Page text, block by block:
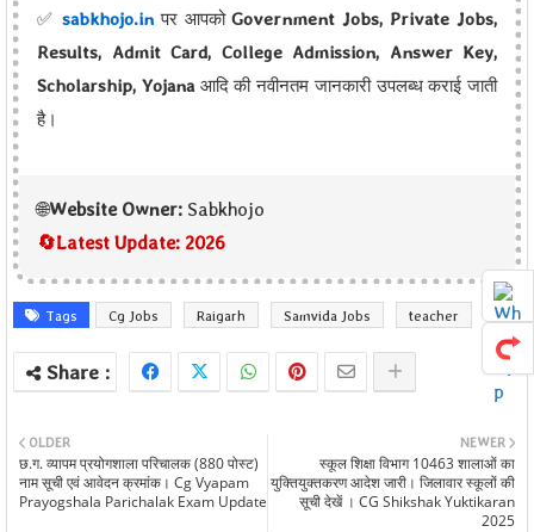
✅ sabkhojo.inपर आपकोGovernment Jobs, Private Jobs,
Results, Admit Card, College Admission, Answer Key,
Scholarship, Yojanaआदि की नवीनतम जानकारी उपलब्ध कराई जाती
है।
🌐Website Owner: Sabkhojo
🔄Latest Update: 2026
Tags Cg Jobs Raigarh Samvida Jobs teacher
NEWER
स्कूल शिक्षा विभाग 10463 शालाओं का
युक्तियुक्तकरण आदेश जारी। जिलावार स्कूलों की
सूची देखें । CG Shikshak Yuktikaran
2025
OLDER
छ.ग. व्यापम प्रयोगशाला परिचालक (880 पोस्ट)
नाम सूची एवं आवेदन क्रमांक। Cg Vyapam
Prayogshala Parichalak Exam Update